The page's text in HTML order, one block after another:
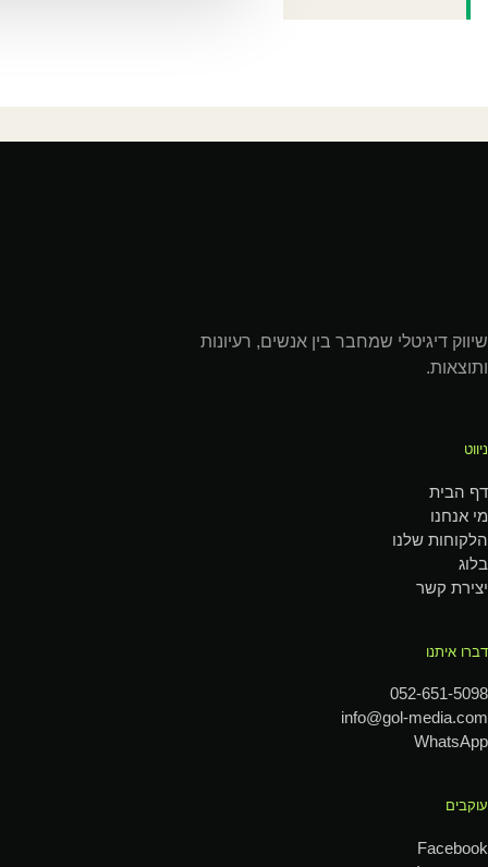
שיווק דיגיטלי שמחבר בין אנשים, רעיונות
ותוצאות.
ניווט
דף הבית
מי אנחנו
הלקוחות שלנו
בלוג
יצירת קשר
דברו איתנו
052-651-5098
info@gol-media.com
WhatsApp
עוקבים
Facebook